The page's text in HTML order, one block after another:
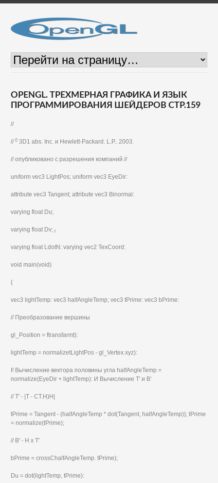
OPENGL. ТРЕХМЕРНАЯ ГРАФИКА И ЯЗЫК
ПРОГРАММИРОВАНИЯ ШЕЙДЕРОВ СТР.159
//
//0 3D1 abs. Inc. и Hewlett-Packard. L.P.. 2003.
// опубликовано с разрешения компаний //
uniform vec3 LightPos; uniform vec3 EyeDir:
attribute vec3 Tangent; attribute vec3 Binormal:
varying float Du;
varying float Dv;t
varying float LdotN: varying vec2 TexCoord:
void main(void)
{
vec3 lightTemp: vec3 halfAngleTemp; vec3 tPrime: vec3 bPrime:
// Преобразование вершины
gl_Position = ftransfarmt):
lightTemp = normalizetLightPos - gl_Vertex.xyz):
I! Вычисление вектора половины угла halfAngleTemp =
normalize(EyeDir + lightTemp): И Вычисление T' и В'
// Т' - |Т - СТ.Н)Н|
tPrime = Tangent - (halfAngleTemp * dot(Tangent, halfAngleTemp)); tPrime
= normalize(tPrime);
// В' - H x T'
bPrime = crossChalfAngleTemp. tPrime);
Du = dot(lightTemp, tPrime):